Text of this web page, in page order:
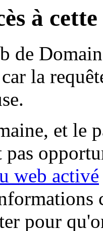
à
de
la
et le
pas
web activé
pour